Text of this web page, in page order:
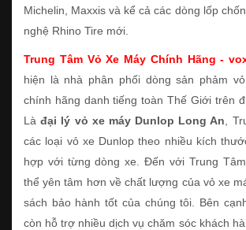
Michelin, Maxxis và kể cả các dòng lốp
nghệ Rhino Tire mới.
Trung Tâm Vỏ Xe Máy Chính Hãng -
hiện là nhà phân phối dòng sản phảm
chính hãng danh tiếng toàn Thế Giới trên
Làđại lý vỏ xe máy Dunlop Long An ,
các loại vỏ xe Dunlop theo nhiều kích
hợp với từng dòng xe. Đến với Trung
thể yên tâm hơn về chất lượng của vỏ xe
sách bảo hành tốt của chúng tôi. Bên
còn hỗ trợ nhiều dịch vụ chăm sóc khách